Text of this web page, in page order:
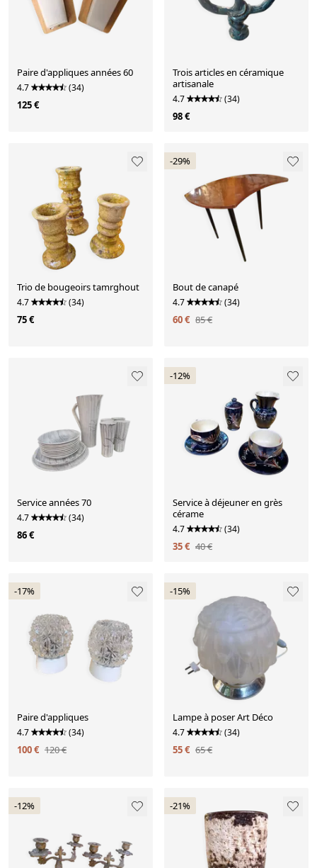
Paire d'appliques années 60
4.7 (34)
125 €
Trois articles en céramique
artisanale
4.7 (34)
98 €
Trio de bougeoirs tamrghout
4.7 (34)
75 €
-29%
Bout de canapé
4.7 (34)
60 € 85 €
Service années 70
4.7 (34)
86 €
-12%
Service à déjeuner en grès
cérame
4.7 (34)
35 € 40 €
-17%
Paire d'appliques
4.7 (34)
100 € 120 €
-15%
Lampe à poser Art Déco
4.7 (34)
55 € 65 €
-12% -21%